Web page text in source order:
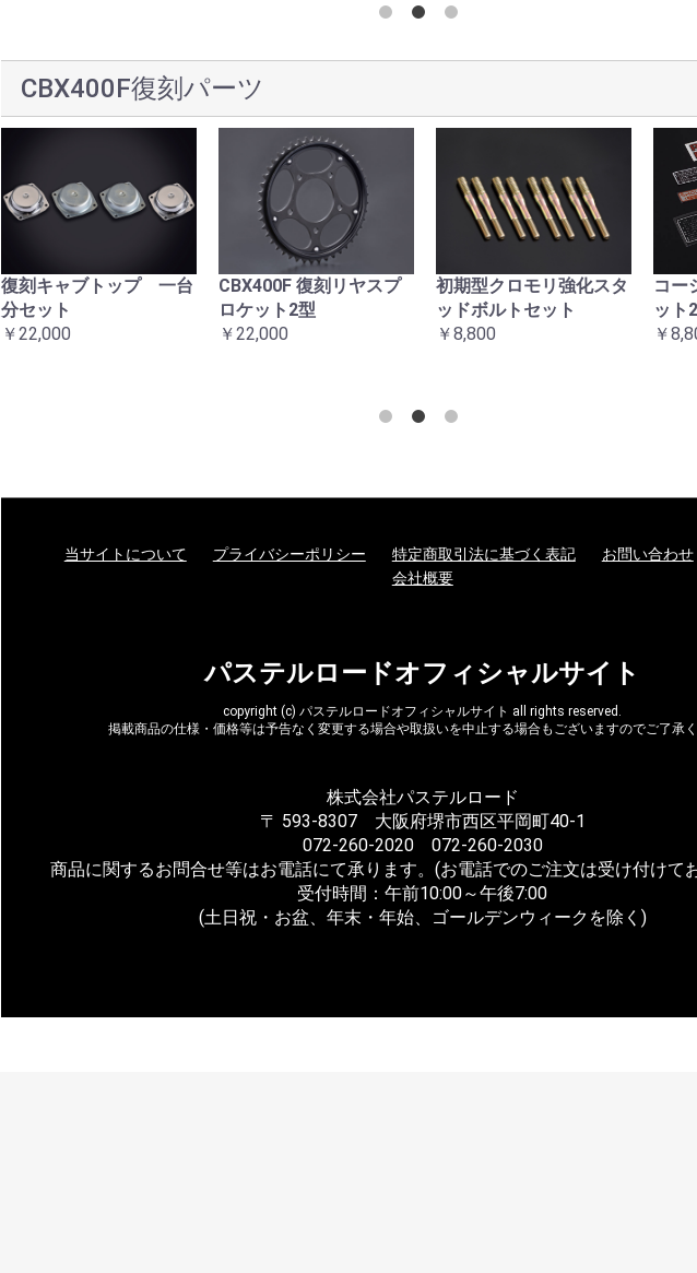
CBX400F復刻パーツ
復刻キャブトップ 一台
分セット
￥22,000
CBX400F 復刻リヤスプ
ロケット2型
￥22,000
初期型クロモリ強化スタ
ッドボルトセット
￥8,800
コー
ット
￥
当サイトについて プライバシーポリシー 特定商取引法に基づく表記 お問い合わせ
会社概要
パステルロードオフィシャルサイト
copyright (c) パステルロードオフィシャルサイト all rights reserved.
掲載商品の仕様・価格等は予告なく変更する場合や取扱いを中止する場合もございますのでご了承
株式会社パステルロード
〒 593-8307 大阪府堺市西区平岡町40-1
072-260-2020 072-260-2030
商品に関するお問合せ等はお電話にて承ります。(お電話でのご注文は受け付けて
受付時間：午前10:00～午後7:00
(土日祝・お盆、年末・年始、ゴールデンウィークを除く)